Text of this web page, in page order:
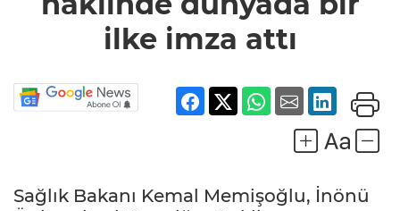
ilke imza attı
Sağlık Bakanı Kemal Memişoğlu, İnönü